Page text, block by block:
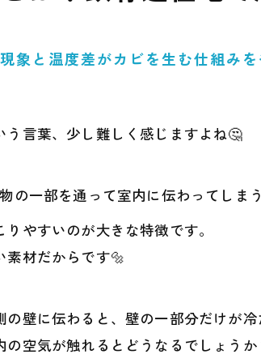
象と温度差がカビを生む仕組み
う言葉、少し難しく感じますよね🤔
の一部を通って室内に伝わってしま
やすいのが大きな特徴です。
素材だからです🔩
壁に伝わると、壁の一部分だけが冷
空気が触れるとどうなるでしょうか